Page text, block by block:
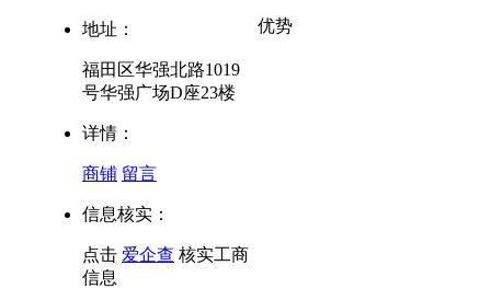
地址：
福田区华强北路1019
号华强广场D座23楼
详情：
商铺 留言
信息核实：
点击 爱企查 核实工商
信息
优势